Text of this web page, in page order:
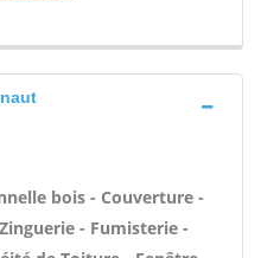
bois - Couverture -
- Fumisterie -